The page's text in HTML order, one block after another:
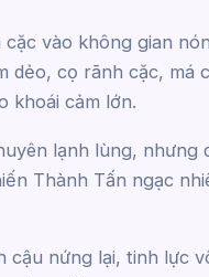
cặc vào không gian
dẻo, cọ rãnh cặc, má
khoái cảm lớn.
lạnh lùng, nhưng
Thành Tấn ngạc
cậu nứng lại, tinh lực